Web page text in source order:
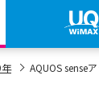
AQUOS sense